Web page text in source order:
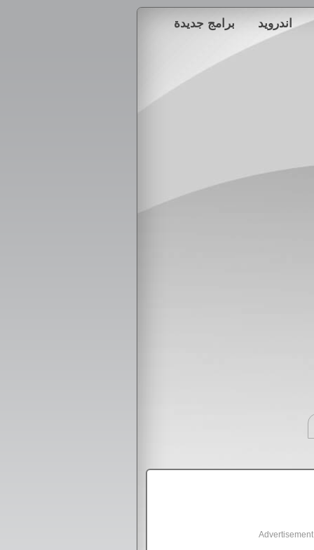
اندرويد برامج جديدة
Advertisement